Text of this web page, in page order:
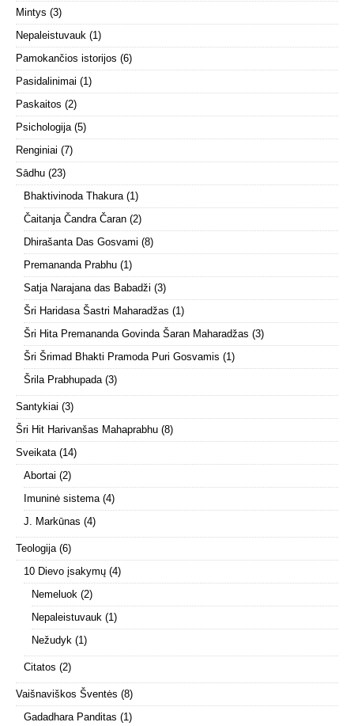
Mintys (3)
Nepaleistuvauk (1)
Pamokančios istorijos (6)
Pasidalinimai (1)
Paskaitos (2)
Psichologija(5)
Renginiai (7)
Sādhu (23)
Bhaktivinoda Thakura(1)
Čaitanja Čandra Čaran (2)
Dhirašanta Das Gosvami (8)
Premananda Prabhu (1)
Satja Narajana das Babadži (3)
Šri Haridasa Šastri Maharadžas (1)
Šri Hita Premananda Govinda Šaran Maharadžas (3)
Šri Šrimad Bhakti Pramoda Puri Gosvamis (1)
Šrila Prabhupada(3)
Santykiai (3)
Šri Hit Harivanšas Mahaprabhu (8)
Sveikata(14)
Abortai (2)
Imuninė sistema(4)
J. Markūnas (4)
Teologija(6)
10 Dievo įsakymų (4)
Nemeluok (2)
Nepaleistuvauk (1)
Nežudyk (1)
Citatos (2)
Vaišnaviškos Šventės (8)
Gadadhara Panditas (1)